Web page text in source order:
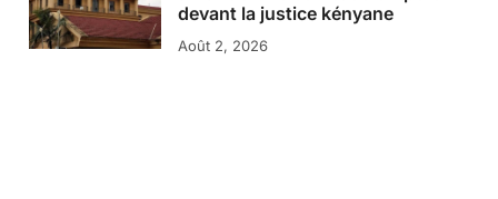
devant la justice kényane
Août 2, 2026